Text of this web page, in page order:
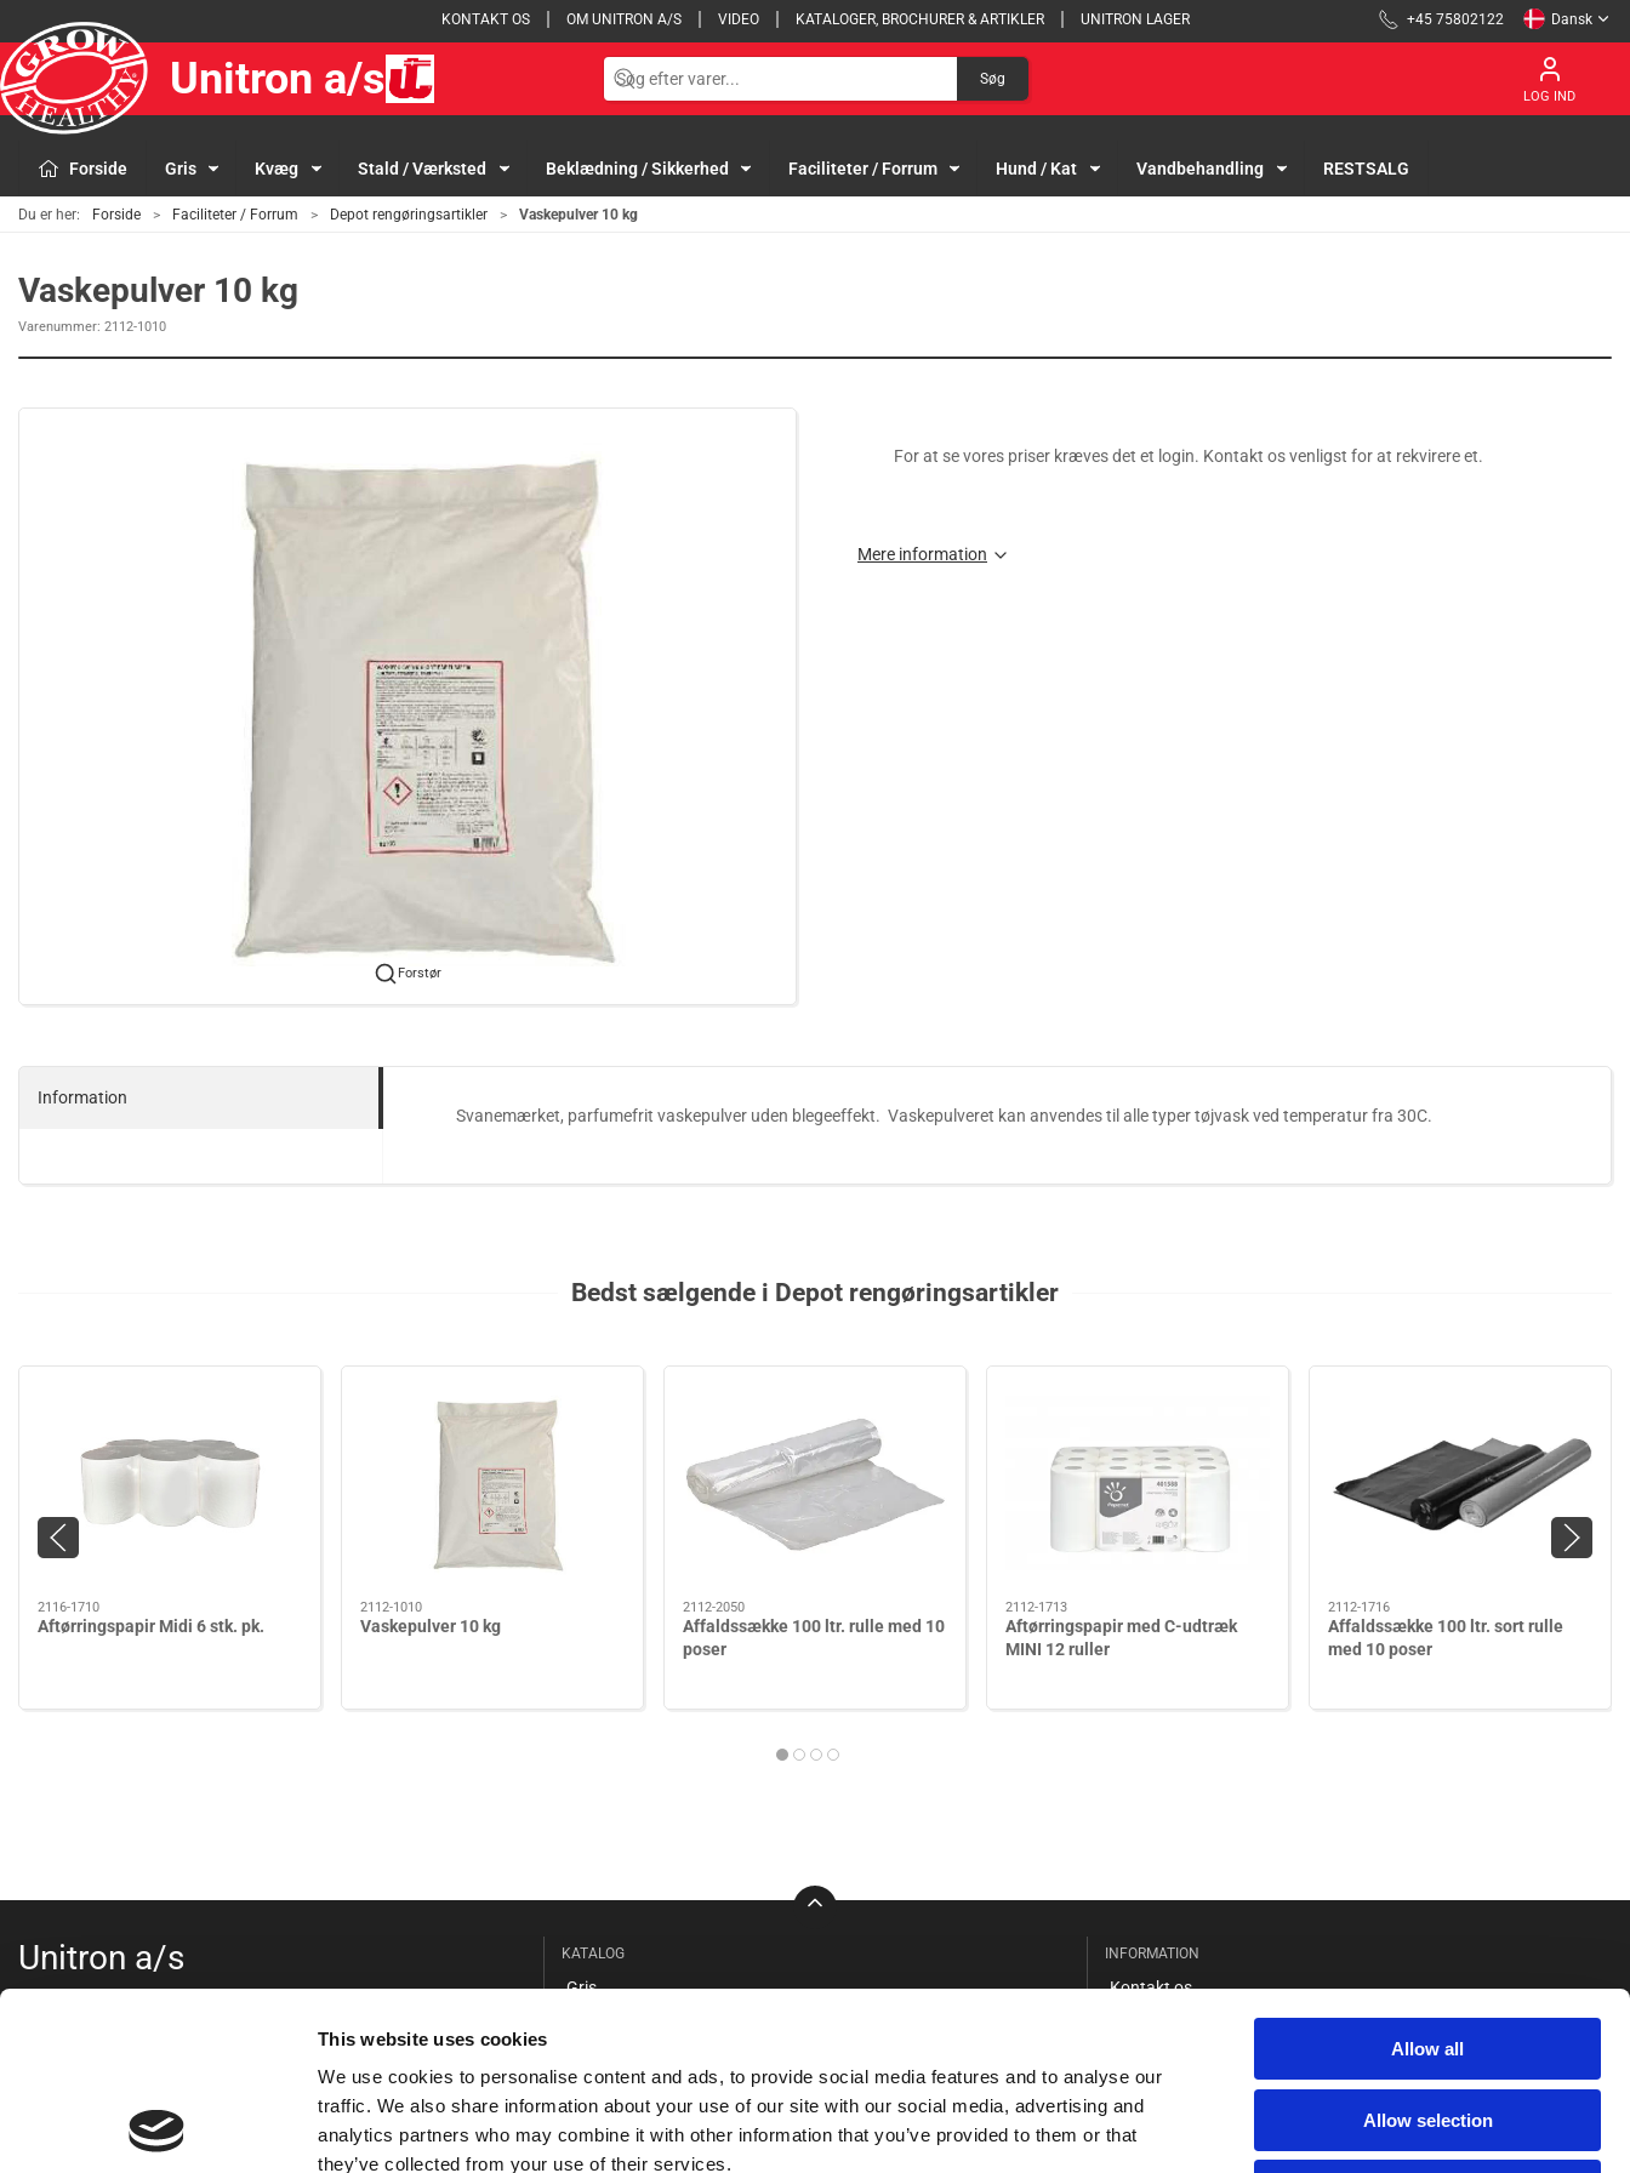
This website uses cookies
We use cookies to personalise content and ads, to provide social media features and to analyse our
traffic. We also share information about your use of our site with our social media, advertising and
analytics partners who may combine it with other information that you’ve provided to them or that
they’ve collected from your use of their services.
Allow all
Allow selection
KONTAKT OS OM UNITRON A/S VIDEO KATALOGER, BROCHURER & ARTIKLER UNITRON LAGER +45 75802122 Dansk
Unitron a/s Søg
LOG IND
Forside Gris Kvæg Stald / Værksted Beklædning / Sikkerhed Faciliteter / Forrum Hund / Kat Vandbehandling RESTSALG
Du er her: Forside Faciliteter / Forrum Depot rengøringsartikler Vaskepulver 10 kg
Vaskepulver 10 kg
Varenummer: 2112-1010
Forstør
For at se vores priser kræves det et login. Kontakt os venligst for at rekvirere et.
Mere information
Information
Svanemærket, parfumefrit vaskepulver uden blegeeffekt. Vaskepulveret kan anvendes til alle typer tøjvask ved temperatur fra 30C.
Bedst sælgende i Depot rengøringsartikler
2116-1710
Aftørringspapir Midi 6 stk. pk.
2112-1010
Vaskepulver 10 kg
2112-2050
Affaldssække 100 ltr. rulle med 10
poser
2112-1713
Aftørringspapir med C-udtræk
MINI 12 ruller
2112-1716
Affaldssække 100 ltr. sort rulle
med 10 poser
Unitron a/s KATALOG
Gris
Beklædning / Sikkerhed
Faciliteter / Forrum
Hund / Kat
INFORMATION
Kontakt os
Salgs- og leveringsbetingelser